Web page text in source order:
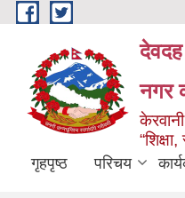
Skip to main content
देवदह
नगर
गृहपृष्ठ परिचय